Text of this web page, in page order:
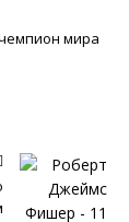
мира